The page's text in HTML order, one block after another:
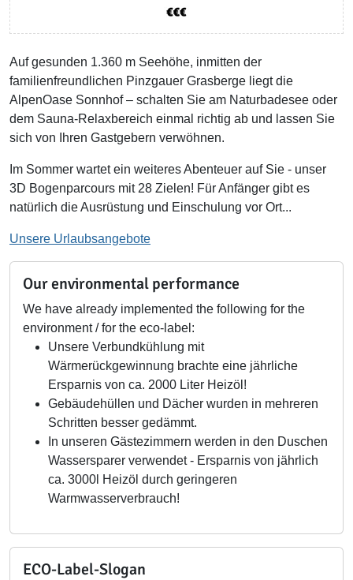
Auf gesunden 1.360 m Seehöhe, inmitten der
familienfreundlichen Pinzgauer Grasberge liegt die
AlpenOase Sonnhof – schalten Sie am Naturbadesee oder
dem Sauna-Relaxbereich einmal richtig ab und lassen Sie
sich von Ihren Gastgebern verwöhnen.
Im Sommer wartet ein weiteres Abenteuer auf Sie - unser
3D Bogenparcours mit 28 Zielen! Für Anfänger gibt es
natürlich die Ausrüstung und Einschulung vor Ort...
Unsere Urlaubsangebote
Our environmental performance
We have already implemented the following for the
environment / for the eco-label:
Unsere Verbundkühlung mit
Wärmerückgewinnung brachte eine jährliche
Ersparnis von ca. 2000 Liter Heizöl!
Gebäudehüllen und Dächer wurden in mehreren
Schritten besser gedämmt.
In unseren Gästezimmern werden in den Duschen
Wassersparer verwendet - Ersparnis von jährlich
ca. 3000l Heizöl durch geringeren
Warmwasserverbrauch!
ECO-Label-Slogan